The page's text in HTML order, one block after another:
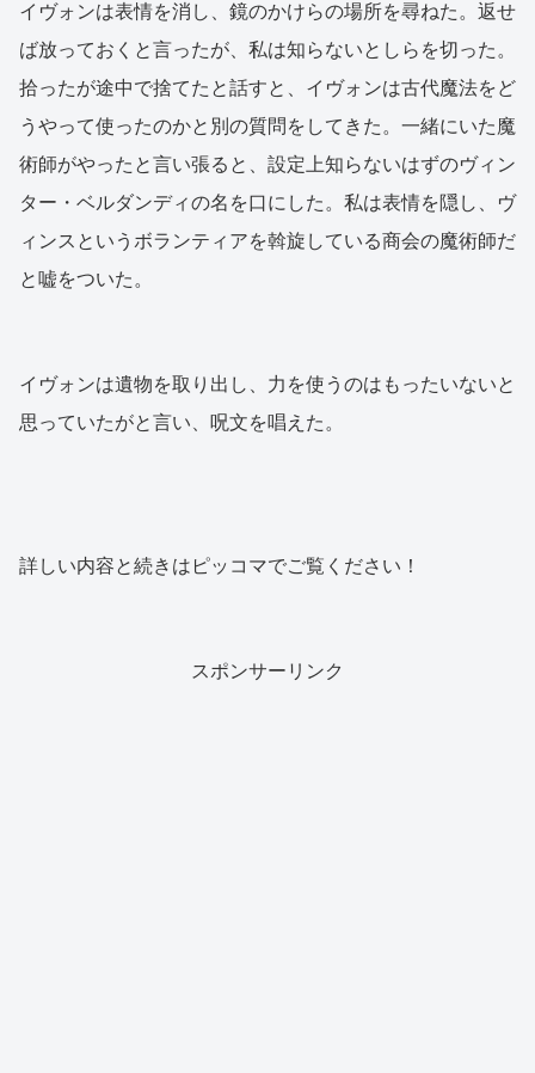
イヴォンは表情を消し、鏡のかけらの場所を尋ねた。返せ
ば放っておくと言ったが、私は知らないとしらを切った。
拾ったが途中で捨てたと話すと、イヴォンは古代魔法をど
うやって使ったのかと別の質問をしてきた。一緒にいた魔
術師がやったと言い張ると、設定上知らないはずのヴィン
ター・ベルダンディの名を口にした。私は表情を隠し、ヴ
ィンスというボランティアを斡旋している商会の魔術師だ
と嘘をついた。
イヴォンは遺物を取り出し、力を使うのはもったいないと
思っていたがと言い、呪文を唱えた。
詳しい内容と続きはピッコマでご覧ください！
スポンサーリンク